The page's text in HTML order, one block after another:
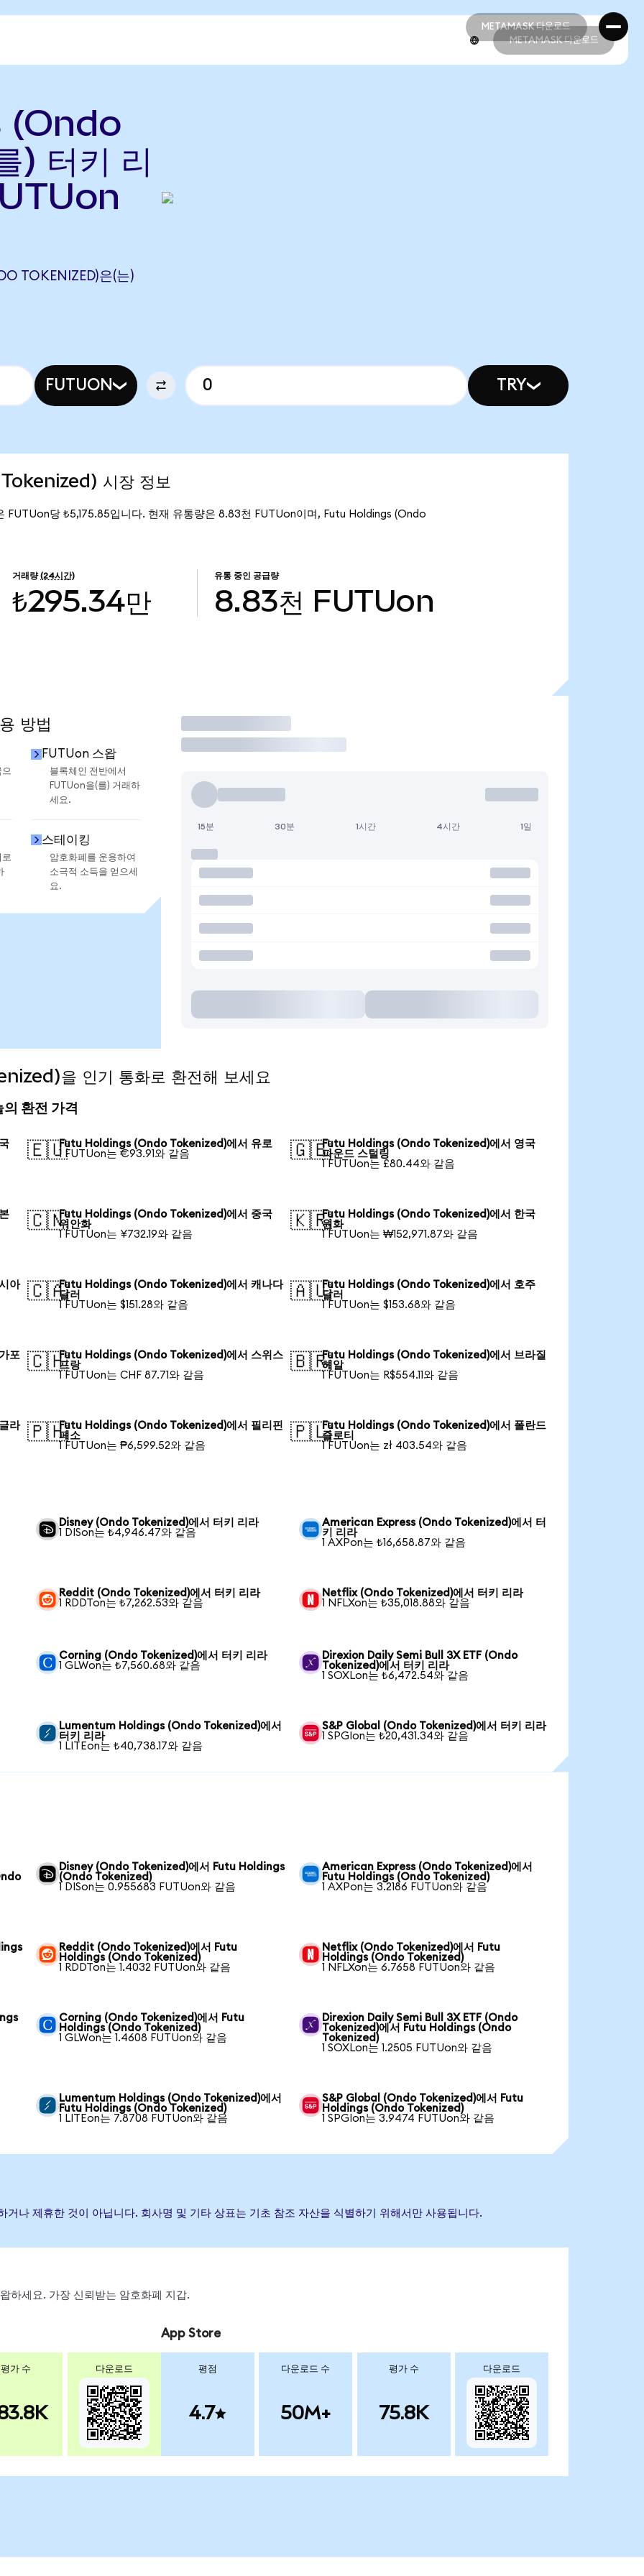
METAMASK 다운로드
METAMASK 다운로드
METAMASK 다운로드
터키 리
TOKENIZED)은(는)
FUTUON TRY
시장 정보
당 ₺5,175.85입니다. 현재 유통량은 8.83천 FUTUon이며, Futu Holdings (Ondo
거래량 (24시간)
₺295.34만
유통 중인 공급량
8.83천 FUTUon
방법
으
FUTUon 스왑
블록체인 전반에서
FUTUon을(를) 거래하
세요.
스테이킹
암호화폐를 운용하여
소극적 소득을 얻으세
요.
거래
15분 30분 1시간 4시간 1일
을 인기 통화로 환전해 보세요
환전 가격
🇪🇺Futu Holdings (Ondo Tokenized)에서 유로
1 FUTUon는 €93.91와 같음
🇬🇧Futu Holdings (Ondo Tokenized)에서 영국
파운드 스털링
1 FUTUon는 £80.44와 같음
🇨🇳Futu Holdings (Ondo Tokenized)에서 중국
위안화
1 FUTUon는 ¥732.19와 같음
🇰🇷Futu Holdings (Ondo Tokenized)에서 한국
원화
1 FUTUon는 ₩152,971.87와 같음
아 🇨🇦Futu Holdings (Ondo Tokenized)에서 캐나다
달러
1 FUTUon는 $151.28와 같음
🇦🇺Futu Holdings (Ondo Tokenized)에서 호주
달러
1 FUTUon는 $153.68와 같음
포 🇨🇭Futu Holdings (Ondo Tokenized)에서 스위스
프랑
1 FUTUon는 CHF 87.71와 같음
🇧🇷Futu Holdings (Ondo Tokenized)에서 브라질
헤알
1 FUTUon는 R$554.11와 같음
라 🇵🇭Futu Holdings (Ondo Tokenized)에서 필리핀
페소
1 FUTUon는 ₱6,599.52와 같음
🇵🇱Futu Holdings (Ondo Tokenized)에서 폴란드
즐로티
1 FUTUon는 zł 403.54와 같음
Disney (Ondo Tokenized)에서 터키 리라
1 DISon는 ₺4,946.47와 같음
American Express (Ondo Tokenized)에서 터
키 리라
1 AXPon는 ₺16,658.87와 같음
Reddit (Ondo Tokenized)에서 터키 리라
1 RDDTon는 ₺7,262.53와 같음
Netflix (Ondo Tokenized)에서 터키 리라
1 NFLXon는 ₺35,018.88와 같음
Corning (Ondo Tokenized)에서 터키 리라
1 GLWon는 ₺7,560.68와 같음
Direxion Daily Semi Bull 3X ETF (Ondo
Tokenized)에서 터키 리라
1 SOXLon는 ₺6,472.54와 같음
Lumentum Holdings (Ondo Tokenized)에서
터키 리라
1 LITEon는 ₺40,738.17와 같음
S&P Global (Ondo Tokenized)에서 터키 리라
1 SPGIon는 ₺20,431.34와 같음
Disney (Ondo Tokenized)에서 Futu Holdings
(Ondo Tokenized)
1 DISon는 0.955683 FUTUon와 같음
American Express (Ondo Tokenized)에서
Futu Holdings (Ondo Tokenized)
1 AXPon는 3.2186 FUTUon와 같음
Reddit (Ondo Tokenized)에서 Futu
Holdings (Ondo Tokenized)
1 RDDTon는 1.4032 FUTUon와 같음
Netflix (Ondo Tokenized)에서 Futu
Holdings (Ondo Tokenized)
1 NFLXon는 6.7658 FUTUon와 같음
Corning (Ondo Tokenized)에서 Futu
Holdings (Ondo Tokenized)
1 GLWon는 1.4608 FUTUon와 같음
Direxion Daily Semi Bull 3X ETF (Ondo
Tokenized)에서 Futu Holdings (Ondo
Tokenized)
1 SOXLon는 1.2505 FUTUon와 같음
Lumentum Holdings (Ondo Tokenized)에서
Futu Holdings (Ondo Tokenized)
1 LITEon는 7.8708 FUTUon와 같음
S&P Global (Ondo Tokenized)에서 Futu
Holdings (Ondo Tokenized)
1 SPGIon는 3.9474 FUTUon와 같음
나 제휴한 것이 아닙니다. 회사명 및 기타 상표는 기초 참조 자산을 식별하기 위해서만 사용됩니다.
하세요. 가장 신뢰받는 암호화폐 지갑.
평가 수 다운로드
App Store
평점
4.7
다운로드 수
50M+
평가 수
75.8K
다운로드